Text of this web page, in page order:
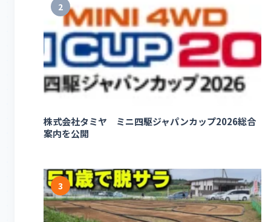
2
株式会社タミヤ ミニ四駆ジャパンカップ2026総合
案内を公開
3